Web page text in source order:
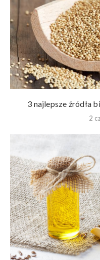
3 najlepsze źródła
2